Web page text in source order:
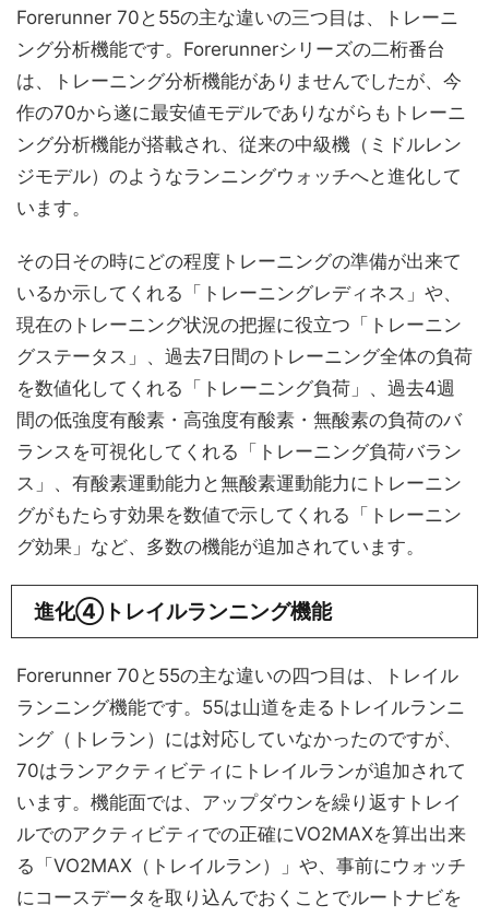
Forerunner 70と55の主な違いの三つ目は、トレーニ
ング分析機能です。Forerunnerシリーズの二桁番台
は、トレーニング分析機能がありませんでしたが、今
作の70から遂に最安値モデルでありながらもトレーニ
ング分析機能が搭載され、従来の中級機（ミドルレン
ジモデル）のようなランニングウォッチへと進化して
います。
その日その時にどの程度トレーニングの準備が出来て
いるか示してくれる「トレーニングレディネス」や、
現在のトレーニング状況の把握に役立つ「トレーニン
グステータス」、過去7日間のトレーニング全体の負荷
を数値化してくれる「トレーニング負荷」、過去4週
間の低強度有酸素・高強度有酸素・無酸素の負荷のバ
ランスを可視化してくれる「トレーニング負荷バラン
ス」、有酸素運動能力と無酸素運動能力にトレーニン
グがもたらす効果を数値で示してくれる「トレーニン
グ効果」など、多数の機能が追加されています。
進化④トレイルランニング機能
Forerunner 70と55の主な違いの四つ目は、トレイル
ランニング機能です。55は山道を走るトレイルランニ
ング（トレラン）には対応していなかったのですが、
70はランアクティビティにトレイルランが追加されて
います。機能面では、アップダウンを繰り返すトレイ
ルでのアクティビティでの正確にVO2MAXを算出出来
る「VO2MAX（トレイルラン）」や、事前にウォッチ
にコースデータを取り込んでおくことでルートナビを